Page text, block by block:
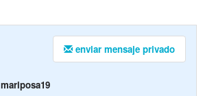
enviar mensaje privado